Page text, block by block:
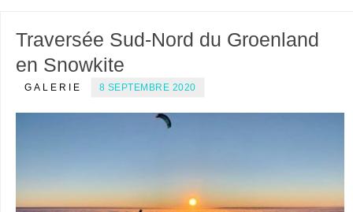
Traversée Sud-Nord du Groenland
en Snowkite
GALERIE 8 SEPTEMBRE 2020